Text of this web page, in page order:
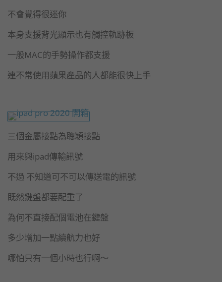
不會覺得很迷你
本身支援背光顯示也有觸控軌跡板
一般MAC的手勢操作都支援
連不常使用蘋果產品的人都能很快上手
三個金屬接點為聰穎接點
用來與ipad傳輸訊號
不過 不知道可不可以傳送電的訊號
既然鍵盤都要配重了
為何不直接配個電池在鍵盤
多少增加一點續航力也好
哪怕只有一個小時也行啊～